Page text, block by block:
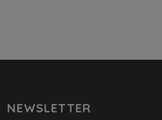
NEWSLETTER